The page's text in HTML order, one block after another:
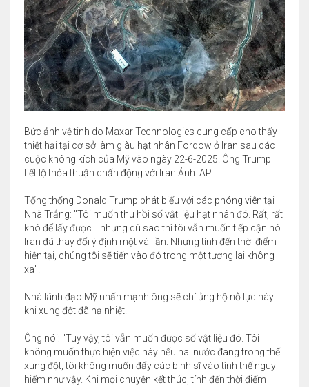
Bức ảnh vệ tinh do Maxar Technologies cung cấp cho thấy
thiệt hại tại cơ sở làm giàu hạt nhân Fordow ở Iran sau các
cuộc không kích của Mỹ vào ngày 22-6-2025. Ông Trump
tiết lộ thỏa thuận chấn động với Iran Ảnh: AP
Tổng thống Donald Trump phát biểu với các phóng viên tại
Nhà Trắng: "Tôi muốn thu hồi số vật liệu hạt nhân đó. Rất, rất
khó để lấy được... nhưng dù sao thì tôi vẫn muốn tiếp cận nó.
Iran đã thay đổi ý định một vài lần. Nhưng tính đến thời điểm
hiện tại, chúng tôi sẽ tiến vào đó trong một tương lai không
xa".
Nhà lãnh đạo Mỹ nhấn mạnh ông sẽ chỉ ủng hộ nỗ lực này
khi xung đột đã hạ nhiệt.
Ông nói: "Tuy vậy, tôi vẫn muốn được số vật liệu đó. Tôi
không muốn thực hiện việc này nếu hai nước đang trong thế
xung đột, tôi không muốn đẩy các binh sĩ vào tình thế nguy
hiểm như vậy. Khi mọi chuyện kết thúc, tính đến thời điểm